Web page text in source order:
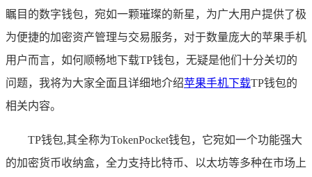
瞩目的数字钱包，宛如一颗璀璨的新星，为广大用户提供了极
为便捷的加密资产管理与交易服务，对于数量庞大的苹果手机
用户而言，如何顺畅地下载TP钱包，无疑是他们十分关切的
问题，我将为大家全面且详细地介绍苹果手机下载TP钱包的
相关内容。
TP钱包,其全称为TokenPocket钱包，它宛如一个功能强大
的加密货币收纳盒，全力支持比特币、以太坊等多种在市场上